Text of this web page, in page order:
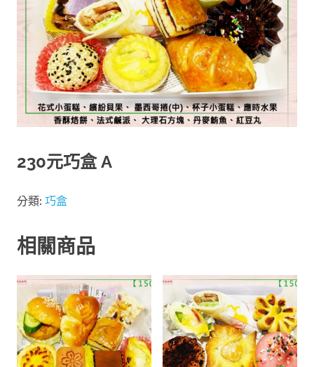
230元巧盒 A
分類: 巧盒
相關商品